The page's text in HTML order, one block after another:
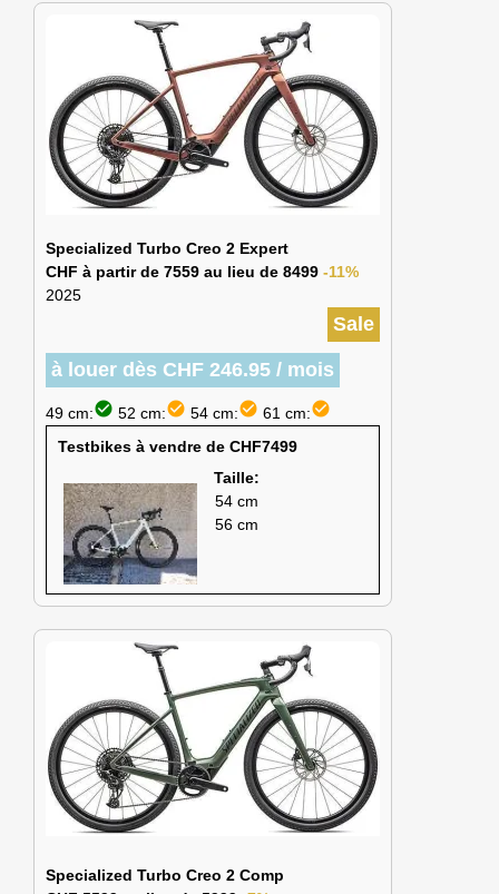
Specialized Turbo Creo 2 Expert
CHF à partir de 7559 au lieu de 8499 -11%
2025
Sale
à louer dès CHF 246.95 / mois
49 cm:check_circle 52 cm:check_circle 54 cm:check_circle 61 cm:check_circle
Testbikes à vendre de CHF7499
Taille:
54 cm
56 cm
Specialized Turbo Creo 2 Comp